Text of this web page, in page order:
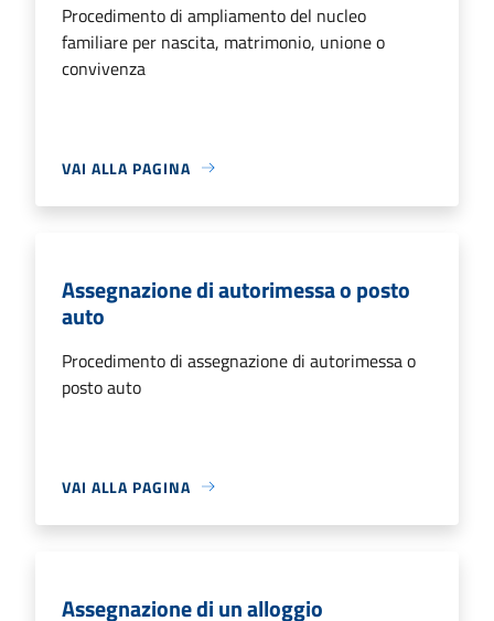
Procedimento di ampliamento del nucleo
familiare per nascita, matrimonio, unione o
convivenza
VAI ALLA PAGINA
Assegnazione di autorimessa o posto
auto
Procedimento di assegnazione di autorimessa o
posto auto
VAI ALLA PAGINA
Assegnazione di un alloggio